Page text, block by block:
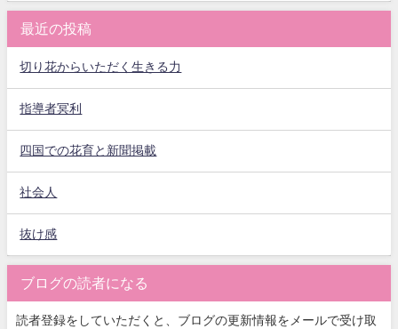
最近の投稿
切り花からいただく生きる力
指導者冥利
四国での花育と新聞掲載
社会人
抜け感
ブログの読者になる
読者登録をしていただくと、ブログの更新情報をメールで受け取